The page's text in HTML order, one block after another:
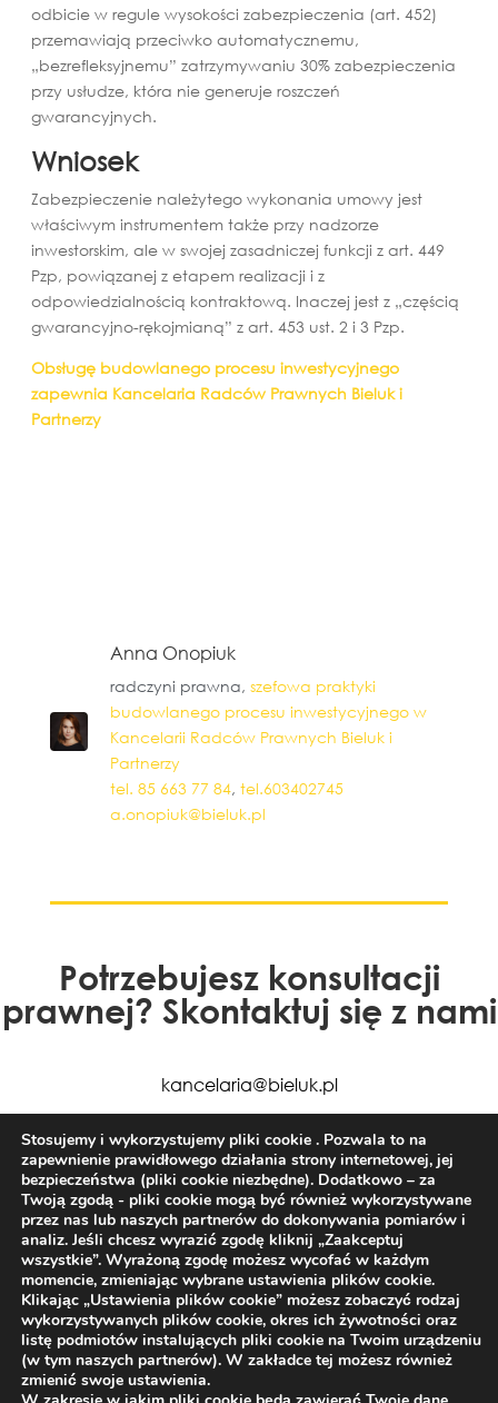
odbicie w regule wysokości zabezpieczenia (art. 452)
przemawiają przeciwko automatycznemu,
„bezrefleksyjnemu” zatrzymywaniu 30% zabezpieczenia
przy usłudze, która nie generuje roszczeń
gwarancyjnych.
Wniosek
Zabezpieczenie należytego wykonania umowy jest
właściwym instrumentem także przy nadzorze
inwestorskim, ale w swojej zasadniczej funkcji z art. 449
Pzp, powiązanej z etapem realizacji i z
odpowiedzialnością kontraktową. Inaczej jest z „częścią
gwarancyjno-rękojmianą” z art. 453 ust. 2 i 3 Pzp.
Obsługę budowlanego procesu inwestycyjnego
zapewnia Kancelaria Radców Prawnych Bieluk i
Partnerzy
Anna Onopiuk
radczyni prawna,szefowa praktyki
budowlanego procesu inwestycyjnego w
Kancelarii Radców Prawnych Bieluk i
Partnerzy
tel. 85 663 77 84,tel.603402745
a.onopiuk@bieluk.pl
Potrzebujesz konsultacji
prawnej? Skontaktuj się z nami
kancelaria@bieluk.pl
Kancelaria Radców Prawnych Bieluk i Partnerzy
ul. Warszawska 14 lok 3, Białystok 15-063, tel. +48
85 66 54 441, kancelaria@bieluk.pl
Stosujemy i wykorzystujemy pliki cookie . Pozwala to na
zapewnienie prawidłowego działania strony internetowej, jej
bezpieczeństwa (pliki cookie niezbędne). Dodatkowo – za
Twoją zgodą - pliki cookie mogą być również wykorzystywane
przez nas lub naszych partnerów do dokonywania pomiarów i
analiz. Jeśli chcesz wyrazić zgodę kliknij „Zaakceptuj
wszystkie”. Wyrażoną zgodę możesz wycofać w każdym
momencie, zmieniając wybrane ustawienia plików cookie.
Klikając „Ustawienia plików cookie” możesz zobaczyć rodzaj
wykorzystywanych plików cookie, okres ich żywotności oraz
listę podmiotów instalujących pliki cookie na Twoim urządzeniu
(w tym naszych partnerów). W zakładce tej możesz również
zmienić swoje ustawienia.